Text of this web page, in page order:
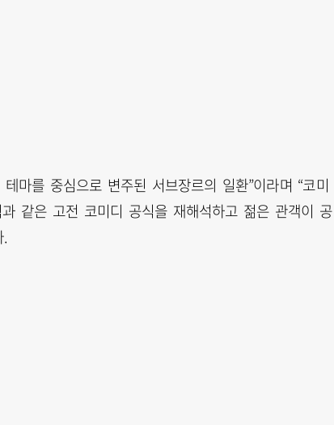
마를 중심으로 변주된 서브장르의 일환”이라며 “코미
같은 고전 코미디 공식을 재해석하고 젊은 관객이 공